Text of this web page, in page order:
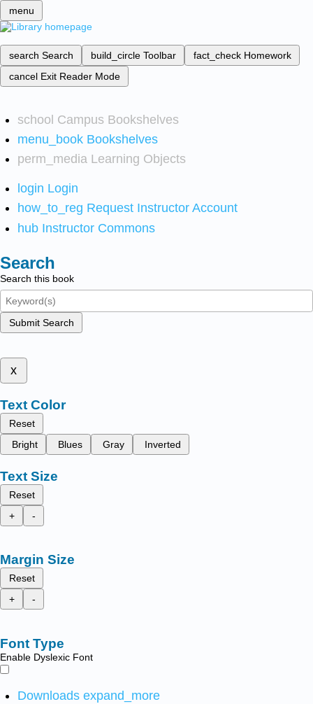
menu
search Search build_circle Toolbar fact_check Homework
cancel Exit Reader Mode
school Campus Bookshelves
menu_book Bookshelves
perm_media Learning Objects
login Login
how_to_reg Request Instructor Account
hub Instructor Commons
Search
Search this book
Submit Search
x
Text Color
Reset
Bright
Blues Gray Inverted
Text Size
Reset
+
-
Margin Size
Reset
+
-
Font Type
Enable Dyslexic Font
Downloads expand_more